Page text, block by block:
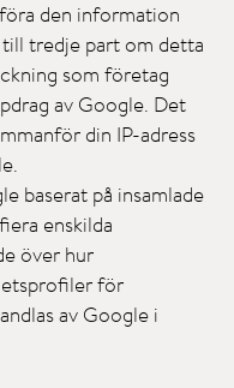
den information
till tredje part om detta
som företag
av Google. Det
din IP-adress
baserat på insamlade
enskilda
över hur
för
av Google i